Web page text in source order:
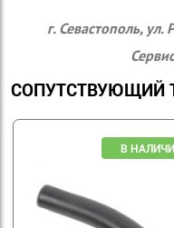
г. Севастополь,
СОПУТСТВУЮЩИЙ